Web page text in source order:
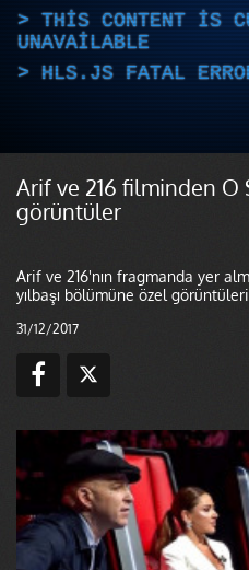
THIS CONTENT IS
UNAVAILABLE
HLS.JS FATAL
Arif ve 216 filminden O
görüntüler
Arif ve 216'nın fragmanda yer
yılbaşı bölümüne özel görüntüleri
31/12/2017